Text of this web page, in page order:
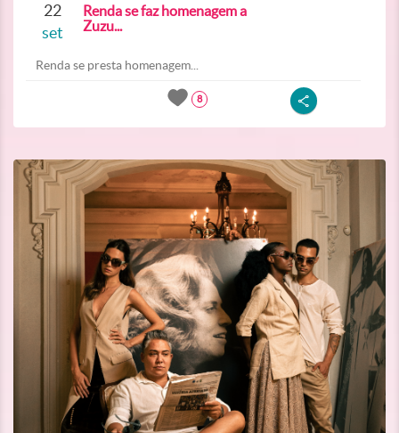
22
set
Renda se faz homenagem a
Zuzu...
Renda se presta homenagem...
8